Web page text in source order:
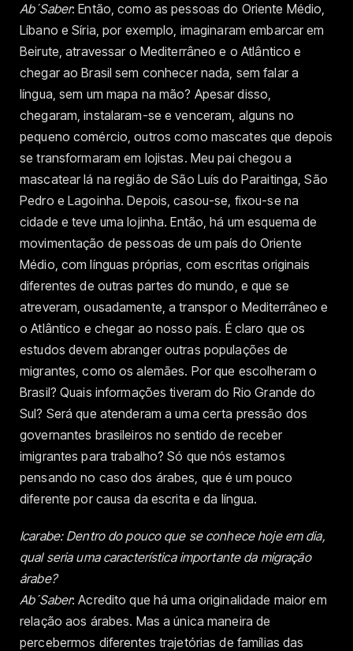
Ab´Saber: Então, como as pessoas do Oriente Médio,
Líbano e Síria, por exemplo, imaginaram embarcar em
Beirute, atravessar o Mediterrâneo e o Atlântico e
chegar ao Brasil sem conhecer nada, sem falar a
língua, sem um mapa na mão? Apesar disso,
chegaram, instalaram-se e venceram, alguns no
pequeno comércio, outros como mascates que depois
se transformaram em lojistas. Meu pai chegou a
mascatear lá na região de São Luís do Paraitinga, São
Pedro e Lagoinha. Depois, casou-se, fixou-se na
cidade e teve uma lojinha. Então, há um esquema de
movimentação de pessoas de um país do Oriente
Médio, com línguas próprias, com escritas originais
diferentes de outras partes do mundo, e que se
atreveram, ousadamente, a transpor o Mediterrâneo e
o Atlântico e chegar ao nosso país. É claro que os
estudos devem abranger outras populações de
migrantes, como os alemães. Por que escolheram o
Brasil? Quais informações tiveram do Rio Grande do
Sul? Será que atenderam a uma certa pressão dos
governantes brasileiros no sentido de receber
imigrantes para trabalho? Só que nós estamos
pensando no caso dos árabes, que é um pouco
diferente por causa da escrita e da língua.
Icarabe: Dentro do pouco que se conhece hoje em dia,
qual seria uma característica importante da migração
árabe?
Ab´Saber: Acredito que há uma originalidade maior em
relação aos árabes. Mas a única maneira de
percebermos diferentes trajetórias de famílias das